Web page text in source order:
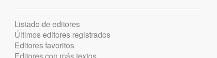
Listado de editores
Últimos editores registrados
Editores favoritos